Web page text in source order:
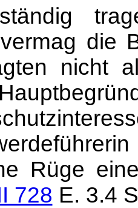
die
nicht
Rüge
728 E. 3.4